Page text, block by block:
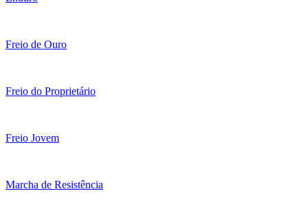
Freio de Ouro
Freio do Proprietário
Freio Jovem
Marcha de Resistência